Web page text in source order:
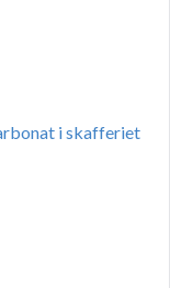
i skafferiet